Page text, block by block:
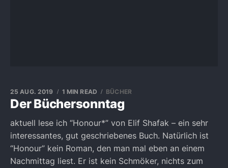
Der Büchersonntag
25 AUG. 2019 1 MIN READ BÜCHER
aktuell lese ich “Honour*” von Elif Shafak – ein sehr
interessantes, gut geschriebenes Buch. Natürlich ist
“Honour” kein Roman, den man mal eben an einem
Nachmittag liest. Er ist kein Schmöker, nichts zum